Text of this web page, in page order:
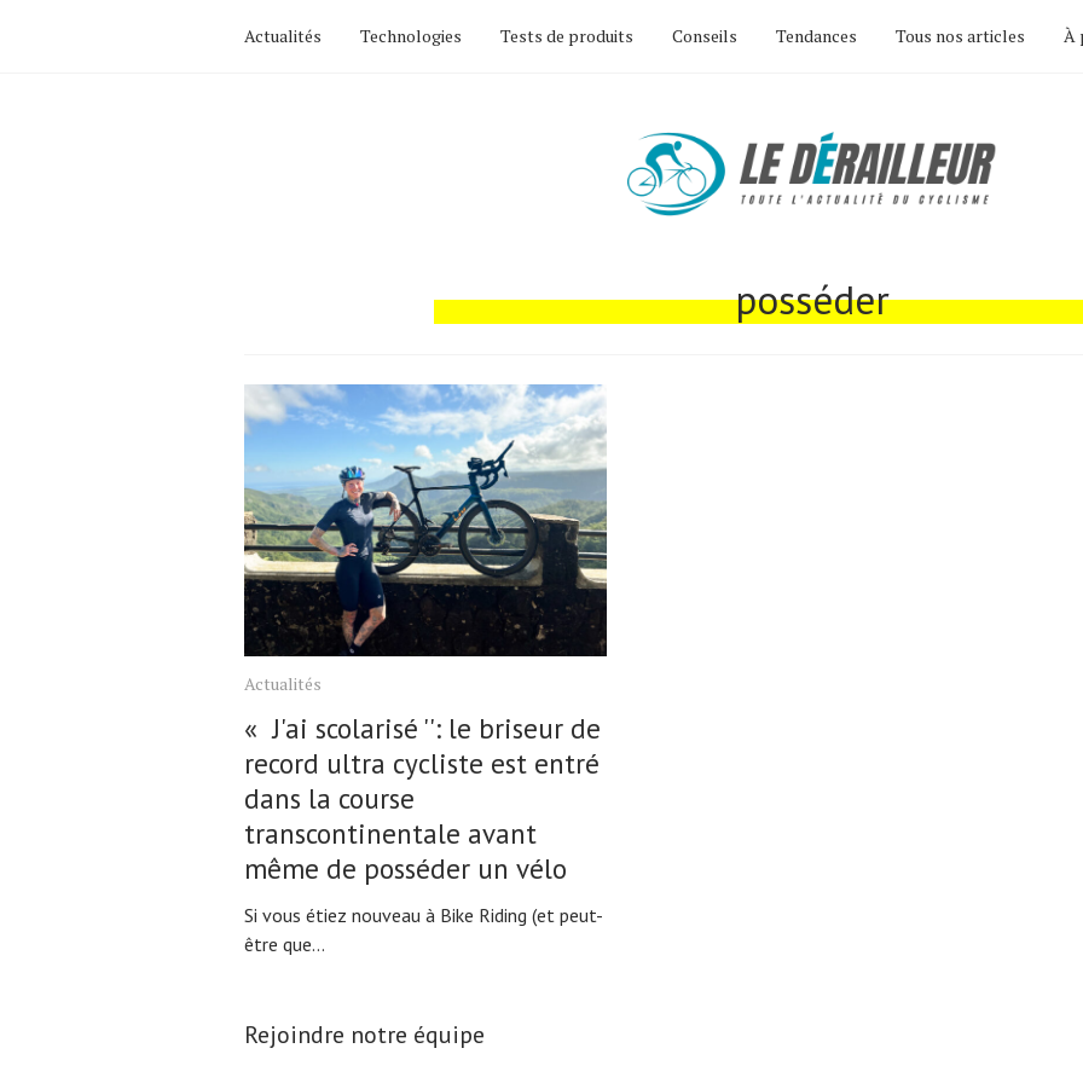
Actualités Technologies Tests de produits Conseils Tendances Tous nos articles À
posséder
Actualités
« J'ai scolarisé '': le briseur de
record ultra cycliste est entré
dans la course
transcontinentale avant
même de posséder un vélo
Si vous étiez nouveau à Bike Riding (et peut-
être que...
Rejoindre notre équipe